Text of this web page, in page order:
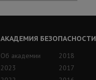
АКАДЕМИЯ БЕЗОПАСНОСТИ
Об академии
2023
2018
2017